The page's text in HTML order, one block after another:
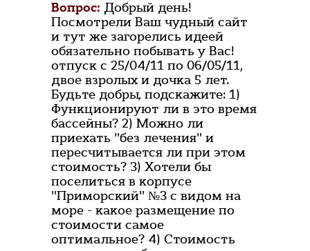
Вопрос: Добрый день!
Посмотрели Ваш чудный сайт
и тут же загорелись идеей
обязательно побывать у Вас!
отпуск с 25/04/11 по 06/05/11,
двое взролых и дочка 5 лет.
Будьте добры, подскажите: 1)
Функционируют ли в это время
бассейны? 2) Можно ли
приехать "без лечения" и
пересчитывается ли при этом
стоимость? 3) Хотели бы
поселиться в корпусе
"Приморский" №3 с видом на
море - какое размещение по
стоимости самое
оптимальное? 4) Стоимость